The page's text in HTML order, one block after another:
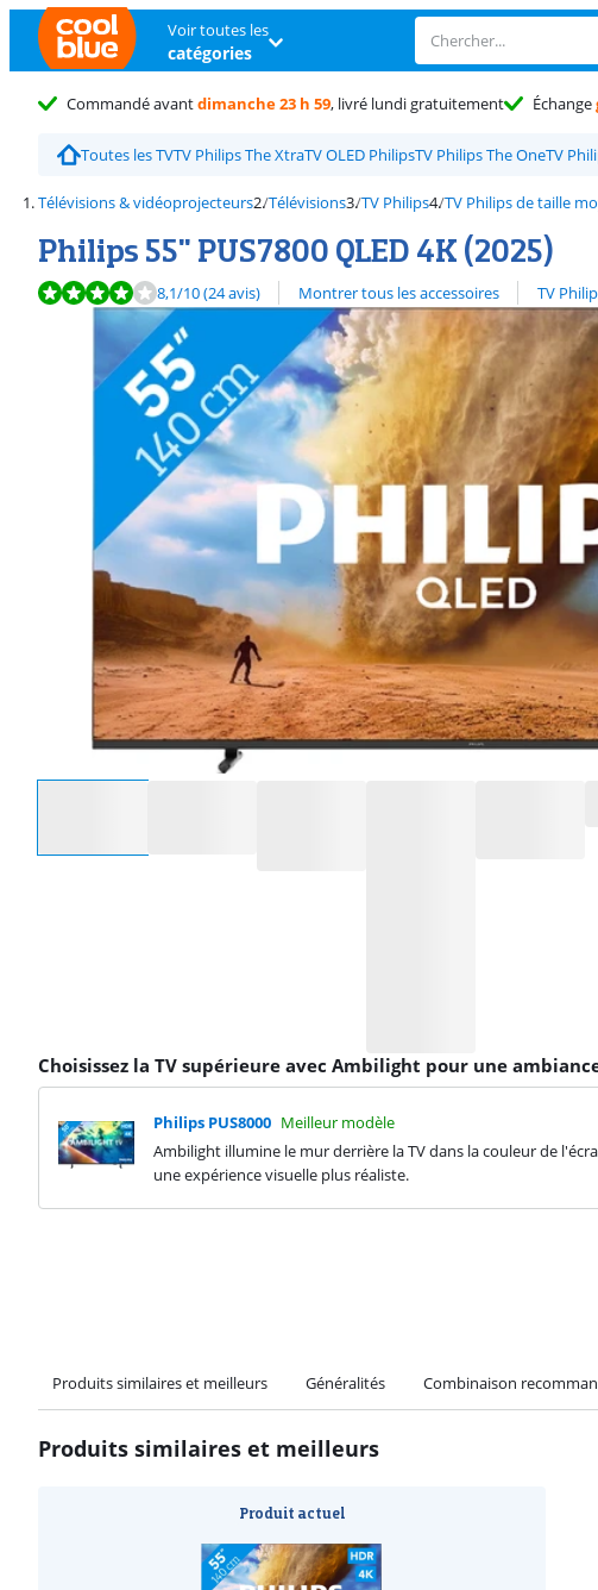
Voir toutes les
catégories
Commandé avantdimanche 23 h 59, livré lundi gratuitement Échange
Toutes les TVTV Philips The XtraTV OLED PhilipsTV Philips The OneTV
Télévisions & vidéoprojecteurs Télévisions TV Philips TV Philips de taille
Philips 55" PUS7800 QLED 4K (2025)
La note est de 8,1 sur 10, basée sur 24 avis.
8,1/10(24 avis) Montrer tous les accessoires
Découvrez l'ensemble des TV
Choisissez la TV supérieure avec Ambilight pour une
Philips PUS8000 Meilleur modèle
Ambilight illumine le mur derrière la TV dans la couleur de
une expérience visuelle plus réaliste.
Produits similaires et meilleurs Généralités Combinaison
Produits similaires et meilleurs
Produit actuel